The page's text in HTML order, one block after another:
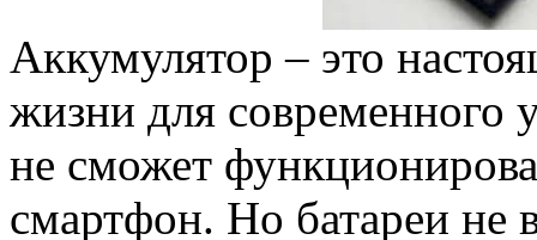
Аккумулятор – это
жизни для современного
не сможет
смартфон. Но батареи не